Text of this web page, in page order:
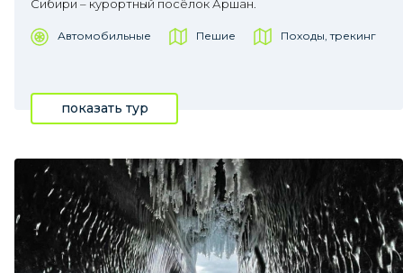
Сибири – курортный посёлок Аршан.
Автомобильные Пешие Походы, трекинг
показать тур